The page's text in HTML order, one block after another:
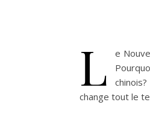
L
e
change tout le